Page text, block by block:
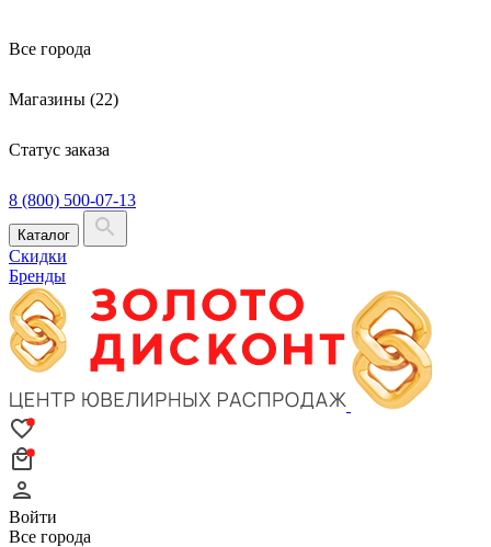
Все города
Магазины (22)
Статус заказа
8 (800) 500-07-13
Каталог
Скидки
Бренды
Войти
Все города